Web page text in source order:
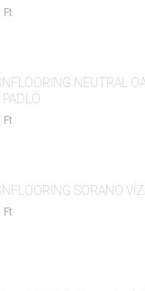
Ft
NEUTRAL
Ft
SORANO
Ft